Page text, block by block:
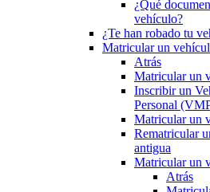
¿Qué
vehículo?
¿Te han robado tu
Matricular un
Atrás
Matricular un
Inscribir un
Personal
Matricular un
Rematricular
antigua
Matricular un
Atrás